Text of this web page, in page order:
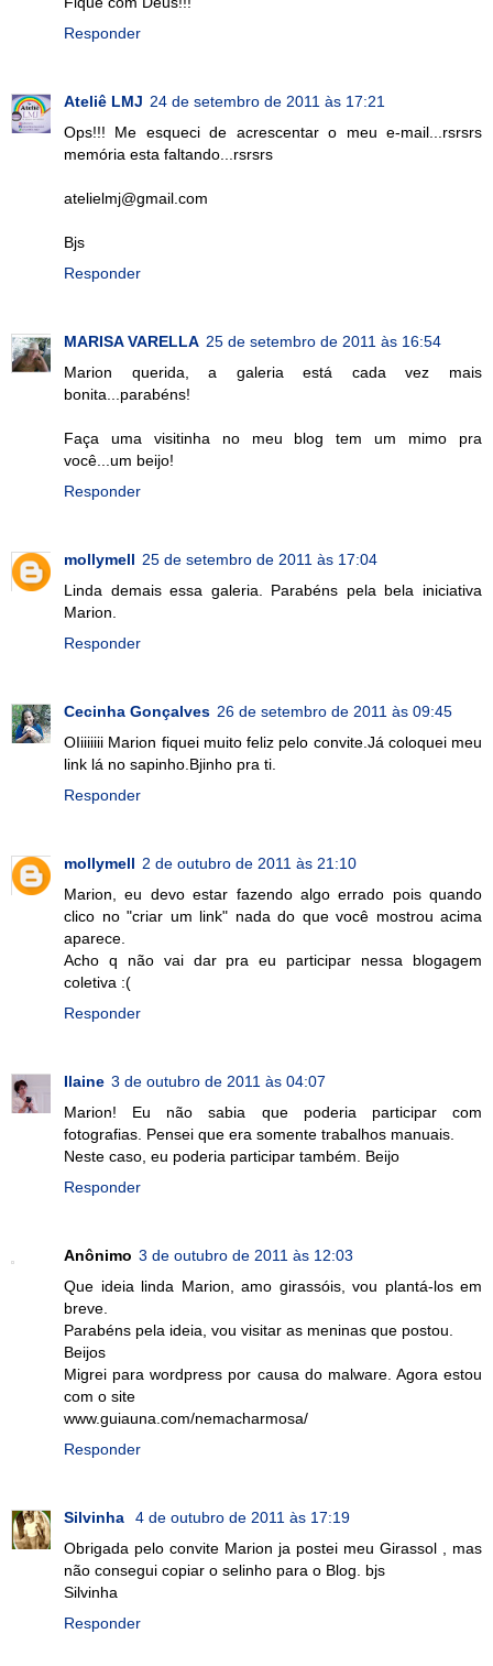
Responder
Ateliê LMJ 24 de setembro de 2011 às 17:21
Ops!!! Me esqueci de acrescentar o meu e-mail...rsrsrs
memória esta faltando...rsrsrs
atelielmj@gmail.com
Bjs
Responder
MARISA VARELLA 25 de setembro de 2011 às 16:54
Marion querida, a galeria está cada vez mais
bonita...parabéns!
Faça uma visitinha no meu blog tem um mimo pra
você...um beijo!
Responder
mollymell 25 de setembro de 2011 às 17:04
Linda demais essa galeria. Parabéns pela bela iniciativa
Marion.
Responder
Cecinha Gonçalves 26 de setembro de 2011 às 09:45
OIiiiiiii Marion fiquei muito feliz pelo convite.Já coloquei meu
link lá no sapinho.Bjinho pra ti.
Responder
mollymell 2 de outubro de 2011 às 21:10
Marion, eu devo estar fazendo algo errado pois quando
clico no "criar um link" nada do que você mostrou acima
aparece.
Acho q não vai dar pra eu participar nessa blogagem
coletiva :(
Responder
Ilaine 3 de outubro de 2011 às 04:07
Marion! Eu não sabia que poderia participar com
fotografias. Pensei que era somente trabalhos manuais.
Neste caso, eu poderia participar também. Beijo
Responder
Anônimo 3 de outubro de 2011 às 12:03
Que ideia linda Marion, amo girassóis, vou plantá-los em
breve.
Parabéns pela ideia, vou visitar as meninas que postou.
Beijos
Migrei para wordpress por causa do malware. Agora estou
com o site
www.guiauna.com/nemacharmosa/
Responder
Silvinha
4 de outubro de 2011 às 17:19
Obrigada pelo convite Marion ja postei meu Girassol , mas
não consegui copiar o selinho para o Blog. bjs
Silvinha
Responder